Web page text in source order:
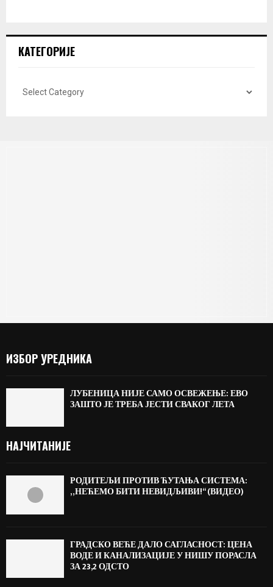
КАТЕГОРИЈЕ
ИЗБОР УРЕДНИКА
ЛУБЕНИЦА НИЈЕ САМО ОСВЕЖЕЊЕ: ЕВО
ЗАШТО ЈЕ ТРЕБА ЈЕСТИ СВАКОГ ЛЕТА
НАЈЧИТАНИЈЕ
РОДИТЕЉИ ПРОТИВ ЋУТАЊА СИСТЕМА:
„НЕЋЕМО БИТИ НЕВИДЉИВИ!“ (ВИДЕО)
ГРАДСКО ВЕЋЕ ДАЛО САГЛАСНОСТ: ЦЕНА
ВОДЕ И КАНАЛИЗАЦИЈЕ У НИШУ ПОРАСЛА
ЗА 23,2 ОДСТО